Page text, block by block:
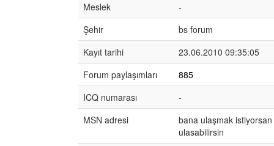
Meslek
-
Şehir
bs forum
Kayıt tarihi
23.06.2010 09:35:05
Forum paylaşımları
885
ICQ numarası
-
MSN adresi
bana ulaşmak
ulasabilirsin